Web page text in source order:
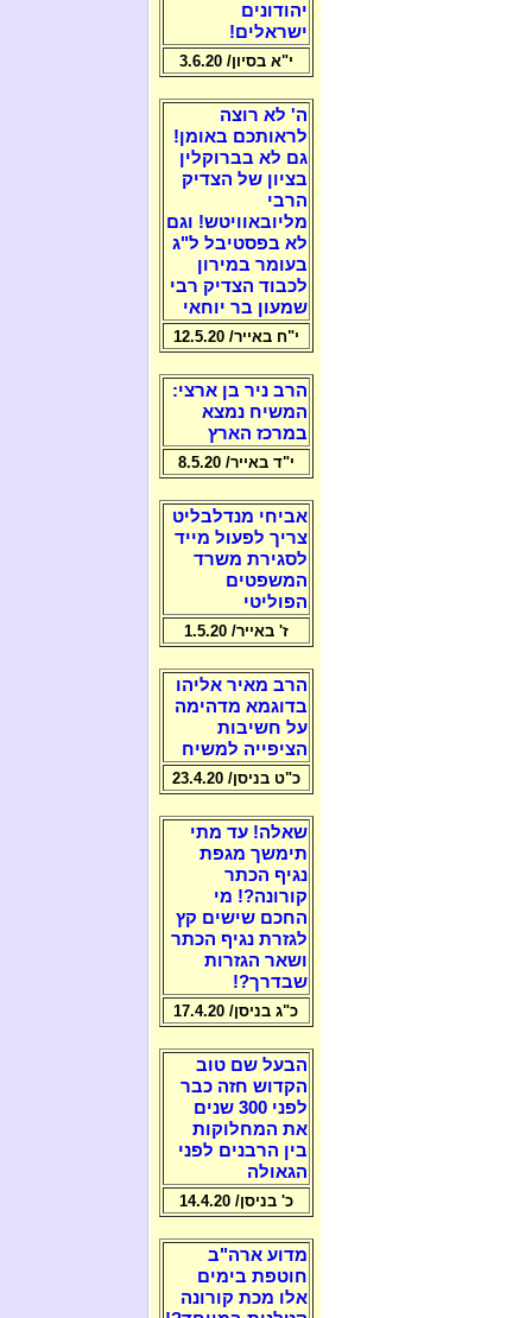
יהודונים
ישראלים!
י"א בסיון/ 3.6.20
ה' לא רוצה
לראותכם באומן!
גם לא בברוקלין
בציון של הצדיק
הרבי
מליובאוויטש! וגם
לא בפסטיבל ל"ג
בעומר במירון
לכבוד הצדיק רבי
שמעון בר יוחאי
י"ח באייר/ 12.5.20
הרב ניר בן ארצי:
המשיח נמצא
במרכז הארץ
י"ד באייר/ 8.5.20
אביחי מנדלבליט
צריך לפעול מייד
לסגירת משרד
המשפטים
הפוליטי
ז' באייר/ 1.5.20
הרב מאיר אליהו
בדוגמא מדהימה
על חשיבות
הציפייה למשיח
כ"ט בניסן/ 23.4.20
שאלה! עד מתי
תימשך מגפת
נגיף הכתר
קורונה?! מי
החכם שישים קץ
לגזרת נגיף הכתר
ושאר הגזרות
שבדרך?!
כ"ג בניסן/ 17.4.20
הבעל שם טוב
הקדוש חזה כבר
לפני 300 שנים
את המחלוקות
בין הרבנים לפני
הגאולה
כ' בניסן/ 14.4.20
מדוע ארה"ב
חוטפת בימים
אלו מכת קורונה